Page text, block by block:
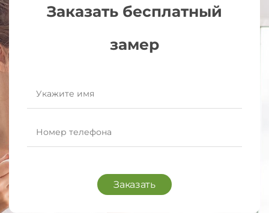
Заказать бесплатный
замер
Заказать